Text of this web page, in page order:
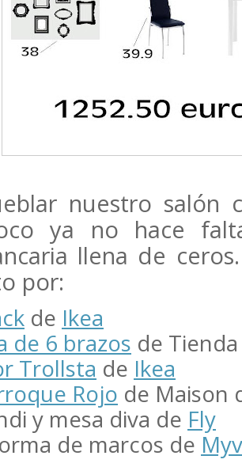
nuestro salón
ya no hace
llena de
por:
de Ikea
de 6 brazos de
Trollsta de Ikea
Rojo de Maison
y mesa diva de Fly
de marcos de